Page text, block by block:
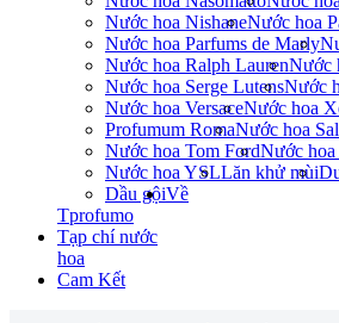
Nước hoa NishaneNước hoa
Nước hoa Parfums de Marly
Nước hoa Ralph LaurenNước
Nước hoa Serge LutensNước
Nước hoa VersaceNước hoa
Profumum RomaNước hoa
Nước hoa Tom FordNước hoa
Nước hoa YSLLăn khử mùi
Dầu gộiVề
Tprofumo
Tạp chí nước
hoa
Cam Kết